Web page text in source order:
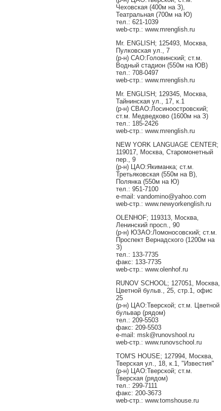
Чеховская (400м на З),
Театральная (700м на Ю)
тел.: 621-1039
web-стр.: www.mrenglish.ru
Mr. ENGLISH; 125493, Москва,
Пулковская ул., 7
(р-н) САО:Головинский; ст.м.
Водный стадион (550м на ЮВ)
тел.: 708-0497
web-стр.: www.mrenglish.ru
Mr. ENGLISH; 129345, Москва,
Тайнинская ул., 17, к.1
(р-н) СВАО:Лосиноостровский;
ст.м. Медведково (1600м на З)
тел.: 185-2426
web-стр.: www.mrenglish.ru
NEW YORK LANGUAGE CENTER;
119017, Москва, Старомонетный
пер., 9
(р-н) ЦАО:Якиманка; ст.м.
Третьяковская (550м на В),
Полянка (550м на Ю)
тел.: 951-7100
e-mail: vandomino@yahoo.com
web-стр.: www.newyorkenglish.ru
OLENHOF; 119313, Москва,
Ленинский просп., 90
(р-н) ЮЗАО:Ломоносовский; ст.м.
Проспект Вернадского (1200м на
З)
тел.: 133-7735
факс: 133-7735
web-стр.: www.olenhof.ru
RUNOV SCHOOL; 127051, Москва,
Цветной бульв., 25, стр.1, офис
25
(р-н) ЦАО:Тверской; ст.м. Цветной
бульвар (рядом)
тел.: 209-5503
факс: 209-5503
e-mail: msk@runovshool.ru
web-стр.: www.runovschool.ru
TOM'S HOUSE; 127994, Москва,
Тверская ул., 18, к.1, "Известия"
(р-н) ЦАО:Тверской; ст.м.
Тверская (рядом)
тел.: 299-7111
факс: 200-3673
web-стр.: www.tomshouse.ru